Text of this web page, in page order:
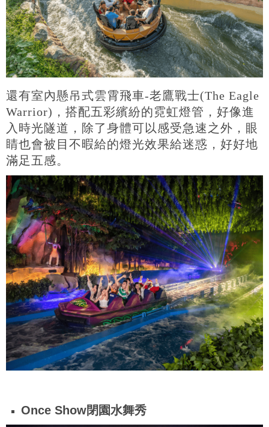
還有室內懸吊式雲霄飛車-老鷹戰士(The Eagle
Warrior)，搭配五彩繽紛的霓虹燈管，好像進
入時光隧道，除了身體可以感受急速之外，眼
睛也會被目不暇給的燈光效果給迷惑，好好地
滿足五感。
Once Show閉園水舞秀